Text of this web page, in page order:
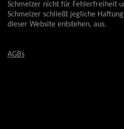
Schmelzer nicht für Fehlerfreiheit
Schmelzer schließt jegliche
dieser Website entstehen, aus.
AGBs